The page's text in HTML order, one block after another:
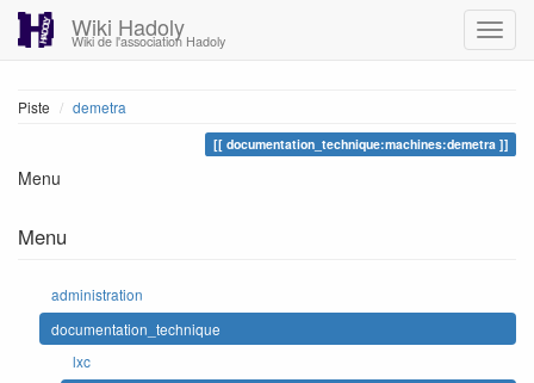
Wiki Hadoly
Wiki de l'association Hadoly
Piste demetra
documentation_technique:machines:demetra
Menu
Menu
administration
documentation_technique
lxc